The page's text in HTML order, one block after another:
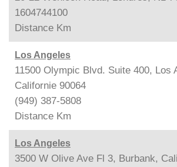
1604744100
Distance Km
Los Angeles
11500 Olympic Blvd. Suite 400, Los
Californie 90064
(949) 387-5808
Distance Km
Los Angeles
3500 W Olive Ave Fl 3, Burbank,